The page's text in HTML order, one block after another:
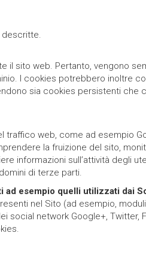
descritte.
sito web. Pertanto, vengono
I cookies potrebbero inoltre
sia cookies persistenti che
web, come ad esempio
la fruizione del sito,
informazioni sull’attività degli
di terze parti.
ad esempio quelli utilizzati dai
nel Sito (ad esempio,
social network Google+,